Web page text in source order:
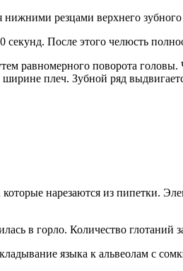
резцами верхнего зубного
После этого челюсть
равномерного поворота
плеч. Зубной ряд
нарезаются из пипетки.
в горло. Количество глотаний
языка к альвеолам с